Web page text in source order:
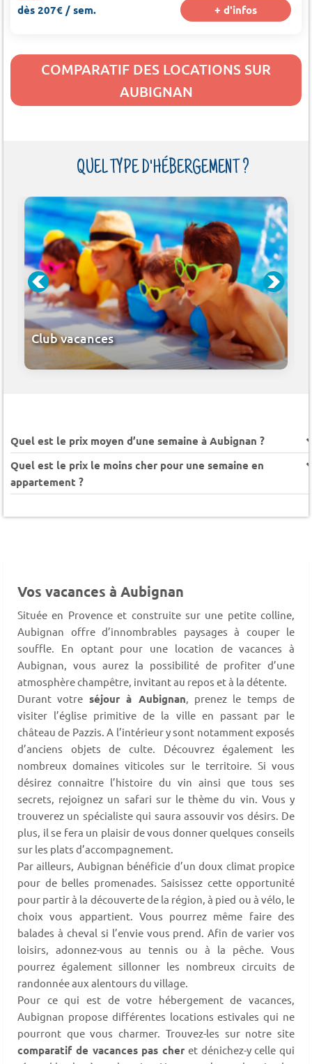
dès 207€ / sem. + d'infos
COMPARATIF DES LOCATIONS SUR
AUBIGNAN
QUEL TYPE D'HÉBERGEMENT ?
Club vacances
Quel est le prix moyen d’une semaine à Aubignan ?
Quel est le prix le moins cher pour une semaine en
appartement ?
Vos vacances à Aubignan
Située en Provence et construite sur une petite colline,
Aubignan offre d’innombrables paysages à couper le
souffle. En optant pour une location de vacances à
Aubignan, vous aurez la possibilité de profiter d’une
atmosphère champêtre, invitant au repos et à la détente.
Durant votre séjour à Aubignan, prenez le temps de
visiter l’église primitive de la ville en passant par le
château de Pazzis. A l’intérieur y sont notamment exposés
d’anciens objets de culte. Découvrez également les
nombreux domaines viticoles sur le territoire. Si vous
désirez connaitre l’histoire du vin ainsi que tous ses
secrets, rejoignez un safari sur le thème du vin. Vous y
trouverez un spécialiste qui saura assouvir vos désirs. De
plus, il se fera un plaisir de vous donner quelques conseils
sur les plats d’accompagnement.
Par ailleurs, Aubignan bénéficie d’un doux climat propice
pour de belles promenades. Saisissez cette opportunité
pour partir à la découverte de la région, à pied ou à vélo, le
choix vous appartient. Vous pourrez même faire des
balades à cheval si l’envie vous prend. Afin de varier vos
loisirs, adonnez-vous au tennis ou à la pêche. Vous
pourrez également sillonner les nombreux circuits de
randonnée aux alentours du village.
Pour ce qui est de votre hébergement de vacances,
Aubignan propose différentes locations estivales qui ne
pourront que vous charmer. Trouvez-les sur notre site
comparatif de vacances pas cher et dénichez-y celle qui